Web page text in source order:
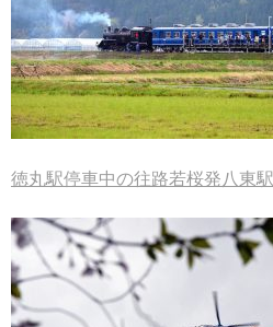
徳丸駅停車中の往路若桜発八東